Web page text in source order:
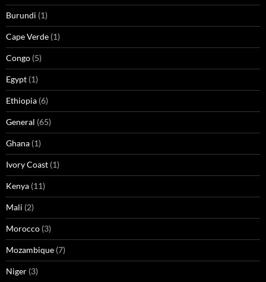
Burundi (1)
Cape Verde (1)
Congo (5)
Egypt (1)
Ethiopia (6)
General (65)
Ghana (1)
Ivory Coast (1)
Kenya (11)
Mali (2)
Morocco (3)
Mozambique (7)
Niger (3)